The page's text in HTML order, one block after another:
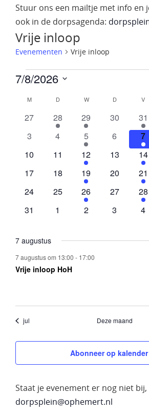
Stuur ons een mailtje met info en
ook in de dorpsagenda:
Vrije inloop
Evenementen Vrije inloop
Evenementen
7/8/2026
datum.
Kalender
van
Evenementen
M MAANDAG
DDINSDAGW WOENSDAG
D DONDERDAG
V
0
evenementen
27
1
evenement
28
1
evenement
29
0
30
1
31
0
3
0
evenementen
4
1
evenement
5
0
6
1
7
0
10
0
evenementen
11
1
evenement
12
0
13
1
14
0
17
0
evenementen
18
1
evenement
19
0
20
1
21
0
24
0
evenementen
25
1
evenement
26
0
27
1
28
0
31
0
1
0
2
0
3
0
4
7 augustus
7 augustus om 13:00 - 17:00
Vrije inloop HoH
jul Deze maand
Abonneer op kalender
Staat je evenement er nog niet
dorpsplein@ophemert.nl